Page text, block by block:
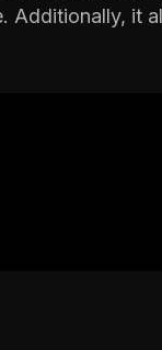
Additionally, it
for